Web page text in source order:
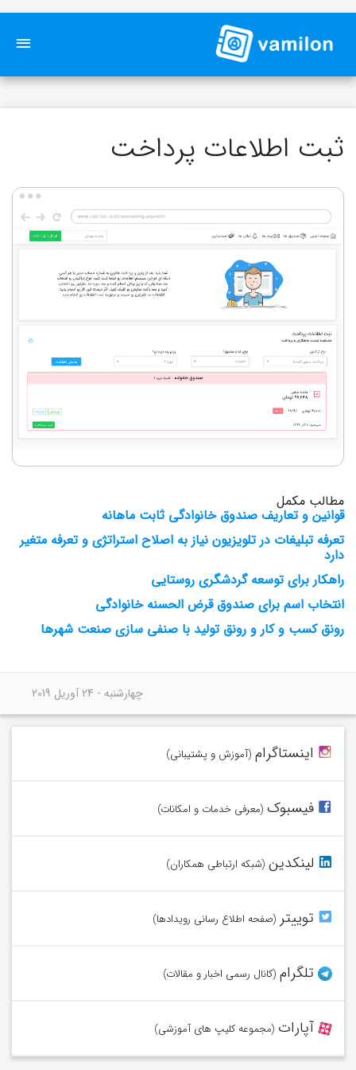
ثبت اطلاعات پرداخت
مطالب مکمل
قوانین و تعاریف صندوق خانوادگی ثابت ماهانه
تعرفه تبلیغات در تلویزیون نیاز به اصلاح استراتژی و تعرفه متغیر
دارد
راهکار برای توسعه گردشگری روستایی
انتخاب اسم برای صندوق قرض الحسنه خانوادگی
رونق کسب و کار و رونق تولید با صنفی سازی صنعت شهرها
چهارشنبه - 24 آوریل 2019
وامیلون را در اینستاگرام دنبال کنید!
اینستاگرام (آموزش و پشتیبانی)
در فیسبوک با وامیلون همراه شوید.
فیسبوک (معرفی خدمات و امکانات)
به شبکه وامیلون در لینکدین بپیوندید.
لینکدین (شبکه ارتباطی همکاران)
در توییتر از آخرین اخبار وامیلون آگاه شوید.
توییتر (صفحه اطلاع رسانی رویدادها)
عضو کانال تلگرام وامیلون شوید.
تلگرام (کانال رسمی اخبار و مقالات)
ویدئوهای ما را در آپارات تماشا کنید.
آپارات (مجموعه کلیپ های آموزشی)